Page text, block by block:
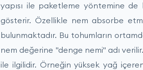
yapısı ile paketleme yöntemine de
gösterir. Özellikle nem absorbe
bulunmaktadır. Bu tohumların
nem değerine "denge nemi" adı
ile ilgilidir. Örneğin yüksek yağ